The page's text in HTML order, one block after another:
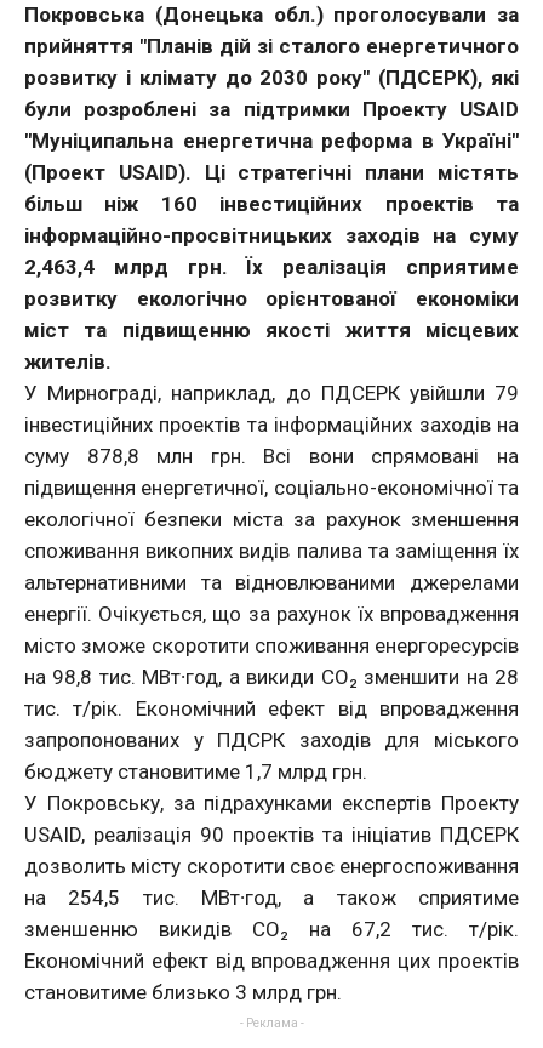
Покровська (Донецька обл.) проголосували за
прийняття "Планів дій зі сталого енергетичного
розвитку і клімату до 2030 року" (ПДСЕРК), які
були розроблені за підтримки Проекту USAID
"Муніципальна енергетична реформа в Україні"
(Проект USAID). Ці стратегічні плани містять
більш ніж 160 інвестиційних проектів та
інформаційно-просвітницьких заходів на суму
2,463,4 млрд грн. Їх реалізація сприятиме
розвитку екологічно орієнтованої економіки
міст та підвищенню якості життя місцевих
жителів.
У Мирнограді, наприклад, до ПДСЕРК увійшли 79
інвестиційних проектів та інформаційних заходів на
суму 878,8 млн грн. Всі вони спрямовані на
підвищення енергетичної, соціально-економічної та
екологічної безпеки міста за рахунок зменшення
споживання викопних видів палива та заміщення їх
альтернативними та відновлюваними джерелами
енергії. Очікується, що за рахунок їх впровадження
місто зможе скоротити споживання енергоресурсів
на 98,8 тис. МВт∙год, а викиди СО₂ зменшити на 28
тис. т/рік. Економічний ефект від впровадження
запропонованих у ПДСРК заходів для міського
бюджету становитиме 1,7 млрд грн.
У Покровську, за підрахунками експертів Проекту
USAID, реалізація 90 проектів та ініціатив ПДСЕРК
дозволить місту скоротити своє енергоспоживання
на 254,5 тис. МВт∙год, а також сприятиме
зменшенню викидів СО₂ на 67,2 тис. т/рік.
Економічний ефект від впровадження цих проектів
становитиме близько 3 млрд грн.
- Реклама -